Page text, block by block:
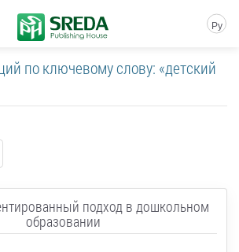
Ру
по ключевому слову: «детский
подход в дошкольном
образовании